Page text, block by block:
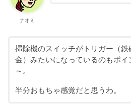
ナオミ
掃除機のスイッチがトリガー（鉄
金）みたいになっているのもポイ
～。
半分おもちゃ感覚だと思うわ。